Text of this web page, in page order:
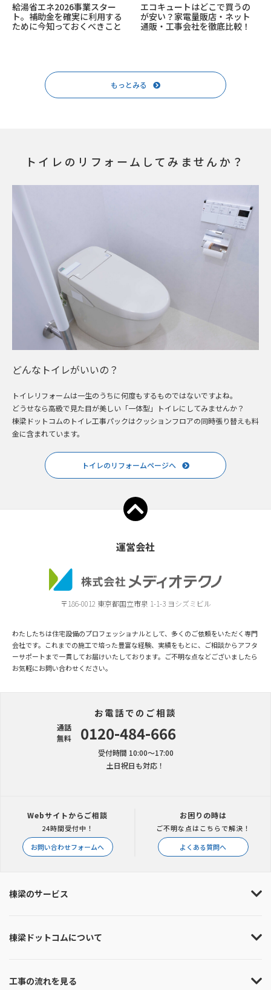
給湯省エネ2026事業スター
ト。補助金を確実に利用する
ために今知っておくべきこと
エコキュートはどこで買うの
が安い？家電量販店・ネット
通販・工事会社を徹底比較！
もっとみる
トイレのリフォームしてみませんか？
どんなトイレがいいの？
トイレリフォームは一生のうちに何度もするものではないですよね。
どうせなら高級で見た目が美しい「一体型」トイレにしてみませんか？
棟梁ドットコムのトイレ工事パックはクッションフロアの同時張り替えも料
金に含まれています。
トイレのリフォームページへ
運営会社
〒186-0012 東京都国立市泉 1-1-3 ヨシズミビル
わたしたちは住宅設備のプロフェッショナルとして、多くのご依頼をいただく専門
会社です。これまでの施工で培った豊富な経験、実績をもとに、ご相談からアフタ
ーサポートまで一貫してお届けいたしております。ご不明な点などございましたら
お気軽にお問い合わせください。
お電話でのご相談
通話
無料
0120-484-666
受付時間 10:00〜17:00
土日祝日も対応！
Webサイトからご相談
24時間受付中！
お問い合わせフォームへ
お困りの時は
ご不明な点はこちらで解決！
よくある質問へ
棟梁のサービス
棟梁ドットコムについて
工事の流れを見る